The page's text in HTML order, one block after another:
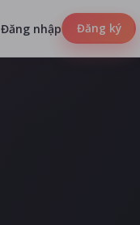
Đăng nhập Đăng ký